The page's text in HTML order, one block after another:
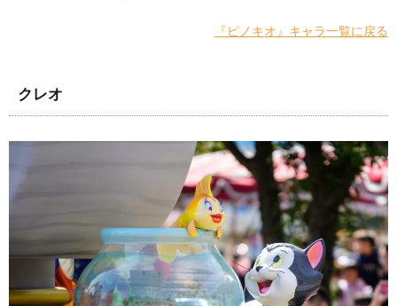
『ピノキオ』キャラ一覧に戻る
クレオ